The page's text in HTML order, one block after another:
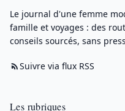
Le journal d'une femme
famille et voyages : des
conseils sourcés, sans
Suivre via flux RSS
Les rubriques